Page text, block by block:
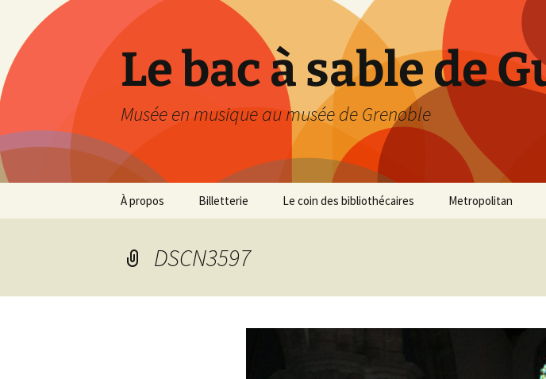
Le bac à sable de
Musée en musique au musée de Grenoble
Aller
À propos Billetterie Le coin des bibliothécaires Metropolitan
DSCN3597